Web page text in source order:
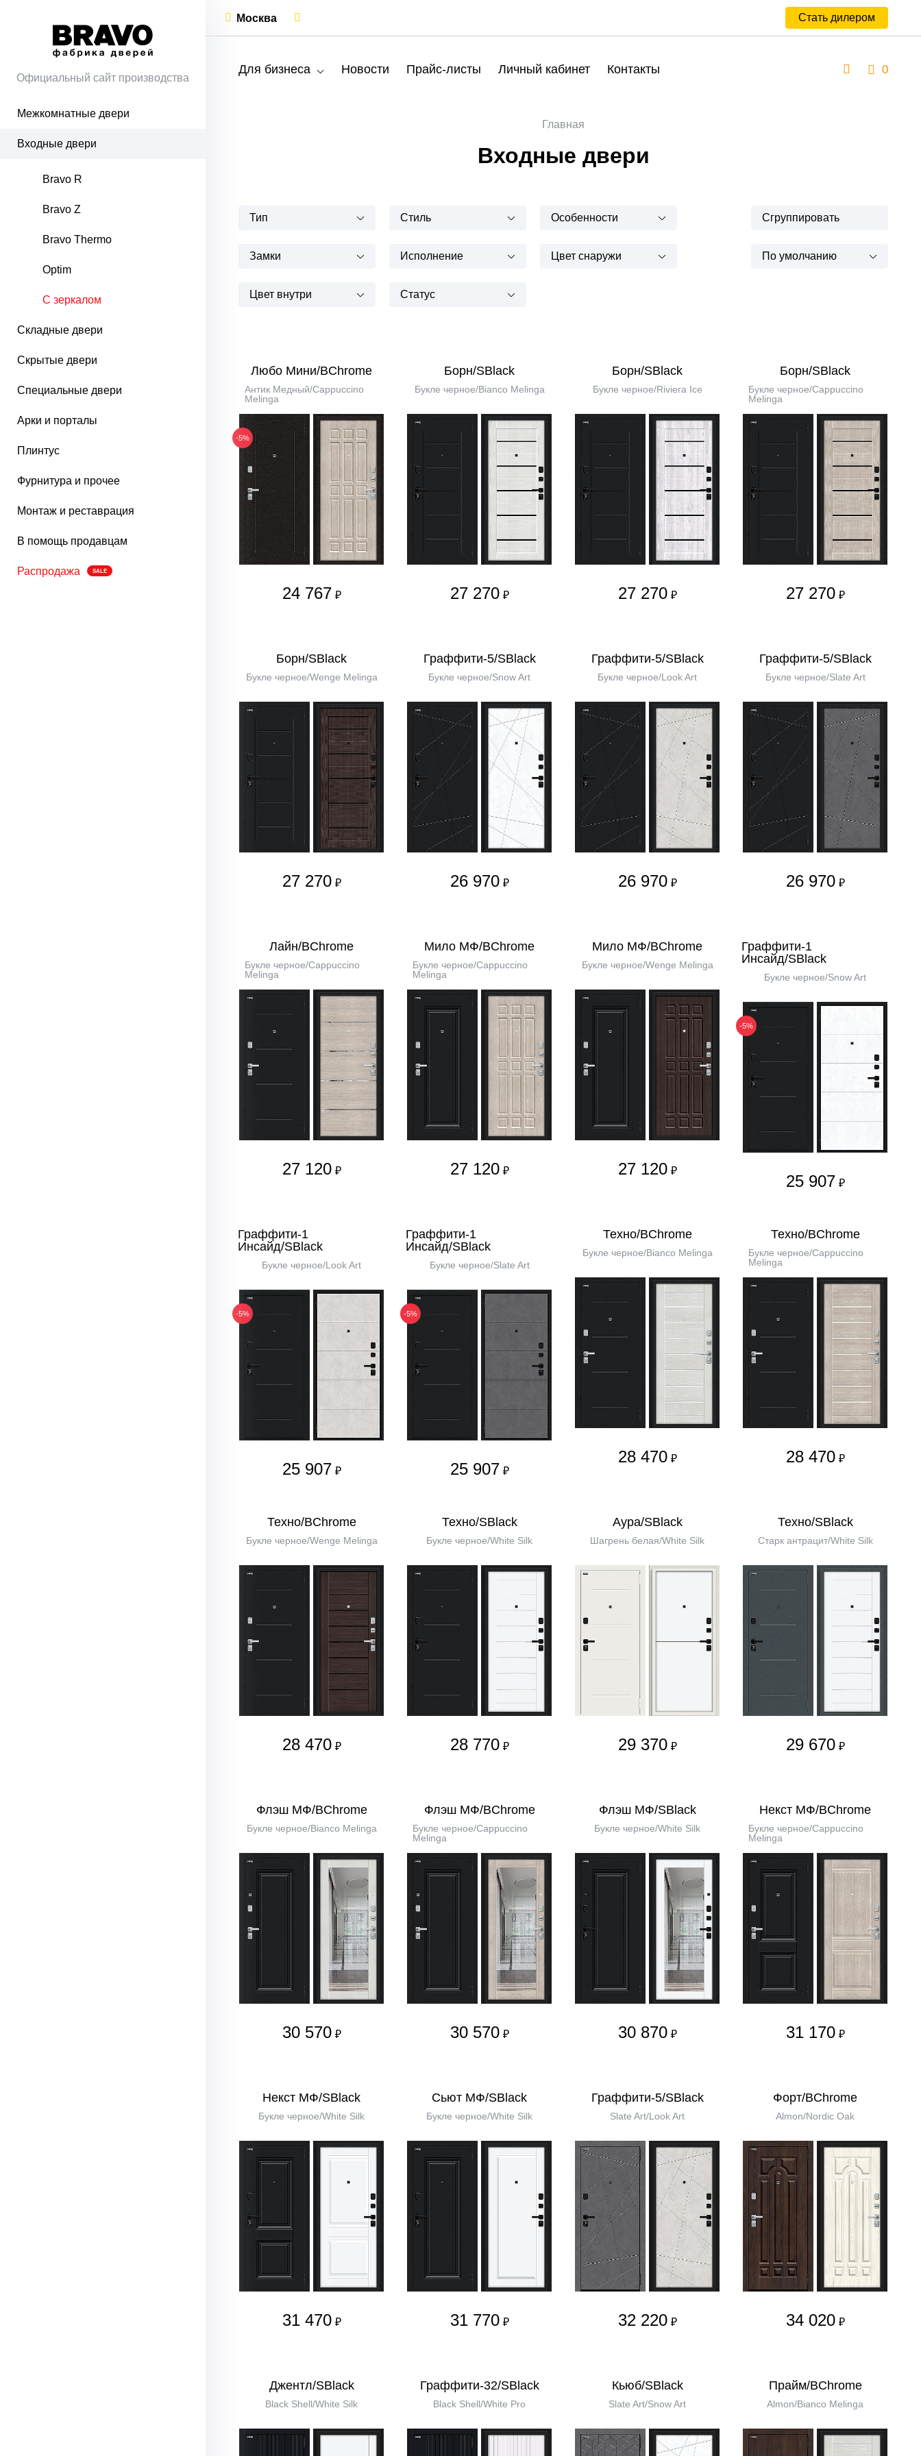
Официальный сайт производства
Межкомнатные двери
Входные двери
Bravo R
Bravo Z
Bravo Thermo
Optim
С зеркалом
Складные двери
Скрытые двери
Специальные двери
Арки и порталы
Плинтус
Фурнитура и прочее
Монтаж и реставрация
В помощь продавцам
Распродажа SALE
Москва Стать дилером
Для бизнеса Новости Прайс-листы Личный кабинет Контакты 0
Главная
Входные двери
Тип Стиль Особенности
Замки Исполнение Цвет снаружи
Цвет внутри Статус
Сгруппировать
По умолчанию
Любо Мини/BChrome
Антик Медный/Cappuccino
Melinga
-5%
24 767 ₽
Борн/SBlack
Букле черное/Bianco Melinga
27 270 ₽
Борн/SBlack
Букле черное/Riviera Ice
27 270 ₽
Борн/SBlack
Букле черное/Cappuccino
Melinga
27 270 ₽
Борн/SBlack
Букле черное/Wenge Melinga
27 270 ₽
Граффити-5/SBlack
Букле черное/Snow Art
26 970 ₽
Граффити-5/SBlack
Букле черное/Look Art
26 970 ₽
Граффити-5/SBlack
Букле черное/Slate Art
26 970 ₽
Лайн/BChrome
Букле черное/Cappuccino
Melinga
27 120 ₽
Мило МФ/BChrome
Букле черное/Cappuccino
Melinga
27 120 ₽
Мило МФ/BChrome
Букле черное/Wenge Melinga
27 120 ₽
Граффити-1
Инсайд/SBlack
Букле черное/Snow Art
-5%
25 907 ₽
Граффити-1
Инсайд/SBlack
Букле черное/Look Art
-5%
25 907 ₽
Граффити-1
Инсайд/SBlack
Букле черное/Slate Art
-5%
25 907 ₽
Техно/BChrome
Букле черное/Bianco Melinga
28 470 ₽
Техно/BChrome
Букле черное/Cappuccino
Melinga
28 470 ₽
Техно/BChrome
Букле черное/Wenge Melinga
28 470 ₽
Техно/SBlack
Букле черное/White Silk
28 770 ₽
Аура/SBlack
Шагрень белая/White Silk
29 370 ₽
Техно/SBlack
Старк антрацит/White Silk
29 670 ₽
Флэш МФ/BChrome
Букле черное/Bianco Melinga
30 570 ₽
Флэш МФ/BChrome
Букле черное/Cappuccino
Melinga
30 570 ₽
Флэш МФ/SBlack
Букле черное/White Silk
30 870 ₽
Некст МФ/BChrome
Букле черное/Cappuccino
Melinga
31 170 ₽
Некст МФ/SBlack
Букле черное/White Silk
31 470 ₽
Сьют МФ/SBlack
Букле черное/White Silk
31 770 ₽
Граффити-5/SBlack
Slate Art/Look Art
32 220 ₽
Форт/BChrome
Almon/Nordic Oak
34 020 ₽
Джентл/SBlack
Black Shell/White Silk
Граффити-32/SBlack
Black Shell/White Pro
Кьюб/SBlack
Slate Art/Snow Art
Прайм/BChrome
Almon/Bianco Melinga